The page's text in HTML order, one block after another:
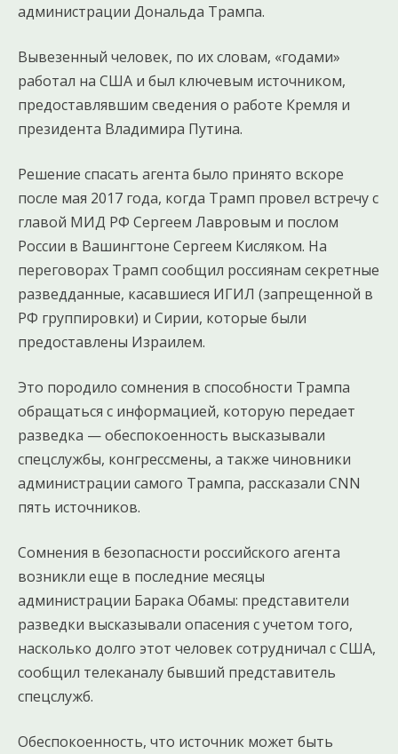
администрации Дональда Трампа.
Вывезенный человек, по их словам, «годами»
работал на США и был ключевым источником,
предоставлявшим сведения о работе Кремля и
президента Владимира Путина.
Решение спасать агента было принято вскоре
после мая 2017 года, когда Трамп провел встречу с
главой МИД РФ Сергеем Лавровым и послом
России в Вашингтоне Сергеем Кисляком. На
переговорах Трамп сообщил россиянам секретные
разведданные, касавшиеся ИГИЛ (запрещенной в
РФ группировки) и Сирии, которые были
предоставлены Израилем.
Это породило сомнения в способности Трампа
обращаться с информацией, которую передает
разведка — обеспокоенность высказывали
спецслужбы, конгрессмены, а также чиновники
администрации самого Трампа, рассказали CNN
пять источников.
Сомнения в безопасности российского агента
возникли еще в последние месяцы
администрации Барака Обамы: представители
разведки высказывали опасения с учетом того,
насколько долго этот человек сотрудничал с США,
сообщил телеканалу бывший представитель
спецслужб.
Обеспокоенность, что источник может быть